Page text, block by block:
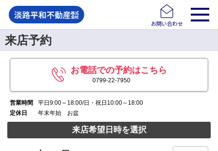
お問い合わせ
来店予約
お電話での予約はこちら
0799-22-7950
営業時間
平日9:00～18:00/日・祝日10:00～18:00
定休日
年末年始 お盆
来店希望日時を選択